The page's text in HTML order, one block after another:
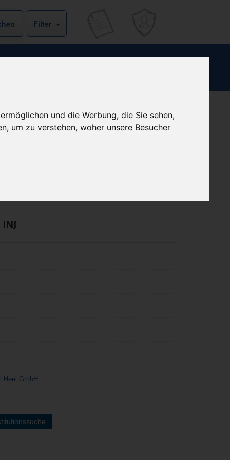
und die Werbung, die Sie sehen,
um zu verstehen, woher unsere Besucher
Filter
Preis bekannt
Heel GmbH